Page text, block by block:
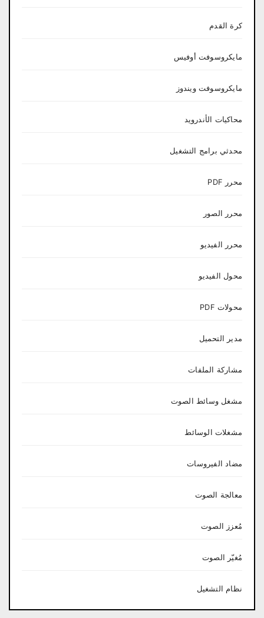
كرة القدم
مايكروسوفت أوفيس
مايكروسوفت ويندوز
محاكيات الأندرويد
محدثي برامج التشغيل
محرر PDF
محرر الصور
محرر الفيديو
محول الفيديو
محولات PDF
مدير التحميل
مشاركة الملفات
مشغل وسائط الصوت
مشغلات الوسائط
مضاد الفيروسات
معالجة الصوت
مُعزز الصوت
مُغيّر الصوت
نظام التشغيل